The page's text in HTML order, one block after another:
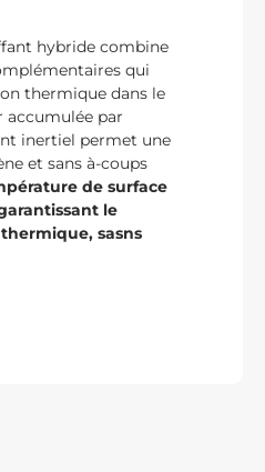
hybride combine
qui
thermique dans le
accumulée par
inertiel permet une
et sans à-coups
de surface
le
sasns